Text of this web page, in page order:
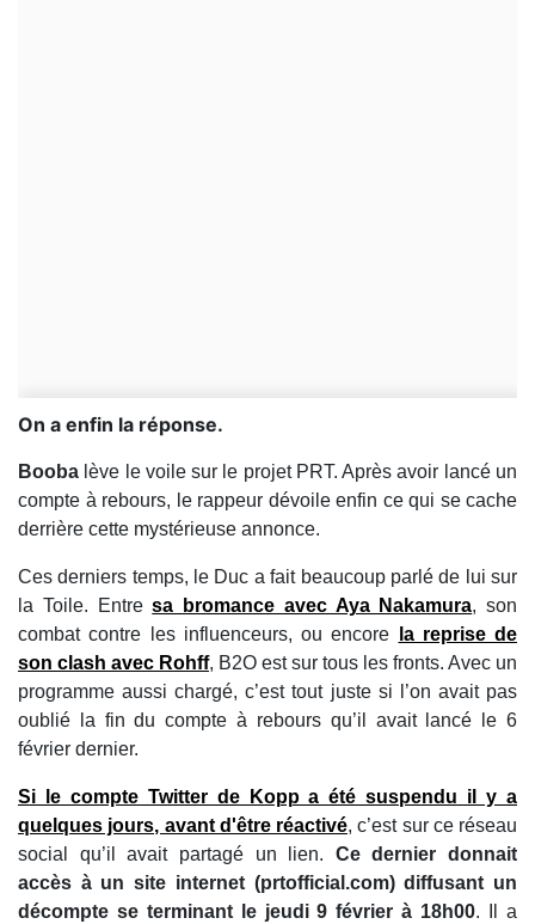
On a enfin la réponse.
Booba lève le voile sur le projet PRT. Après avoir lancé un
compte à rebours, le rappeur dévoile enfin ce qui se cache
derrière cette mystérieuse annonce.
Ces derniers temps, le Duc a fait beaucoup parlé de lui sur
la Toile. Entresa bromance avec Aya Nakamura, son
combat contre les influenceurs, ou encore
la reprise de
son clash avec Rohff, B2O est sur tous les fronts. Avec un
programme aussi chargé, c’est tout juste si l’on avait pas
oublié la fin du compte à rebours qu’il avait lancé le 6
février dernier.
Si le compte Twitter de Kopp a été suspendu il y a
quelques jours, avant d'être réactivé, c’est sur ce réseau
social qu’il avait partagé un lien. Ce dernier donnait
accès à un site internet (prtofficial.com) diffusant un
décompte se terminant le jeudi 9 février à 18h00. Il a